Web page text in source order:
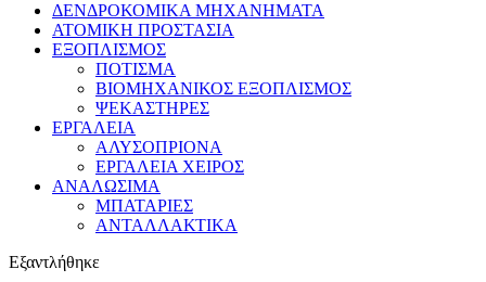
ΔΕΝΔΡΟΚΟΜΙΚΑ ΜΗΧΑΝΗΜΑΤΑ
ΑΤΟΜΙΚΗ ΠΡΟΣΤΑΣΙΑ
ΕΞΟΠΛΙΣΜΟΣ
ΠΟΤΙΣΜΑ
ΒΙΟΜΗΧΑΝΙΚΟΣ ΕΞΟΠΛΙΣΜΟΣ
ΨΕΚΑΣΤΗΡΕΣ
ΕΡΓΑΛΕΙΑ
ΑΛΥΣΟΠΡΙΟΝΑ
ΕΡΓΑΛΕΙΑ ΧΕΙΡΟΣ
ΑΝΑΛΩΣΙΜΑ
ΜΠΑΤΑΡΙΕΣ
ΑΝΤΑΛΛΑΚΤΙΚΑ
Εξαντλήθηκε